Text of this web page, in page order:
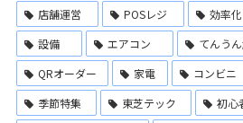
店舗運営 POSレジ 効率化
設備
エアコン てんう
QRオーダー
家電 コンビニ
季節特集
東芝テック 初心